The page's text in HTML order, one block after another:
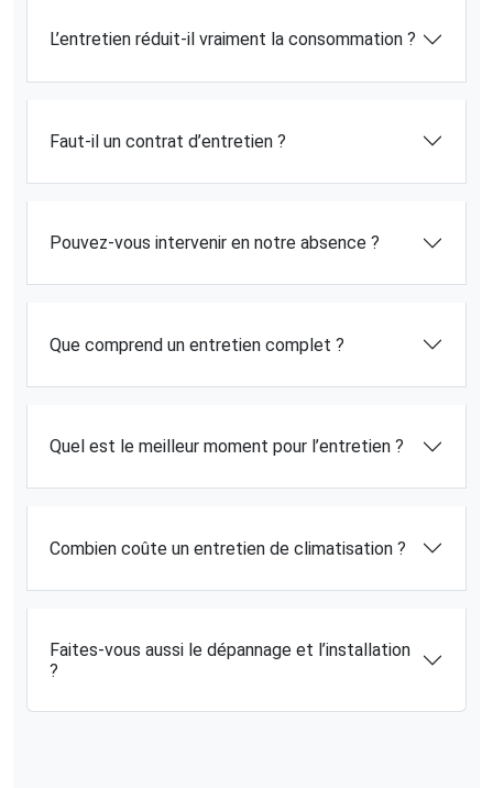
L’entretien réduit-il vraiment la consommation ?
Faut-il un contrat d’entretien ?
Pouvez-vous intervenir en notre absence ?
Que comprend un entretien complet ?
Quel est le meilleur moment pour l’entretien ?
Combien coûte un entretien de climatisation ?
Faites-vous aussi le dépannage et l’installation
?